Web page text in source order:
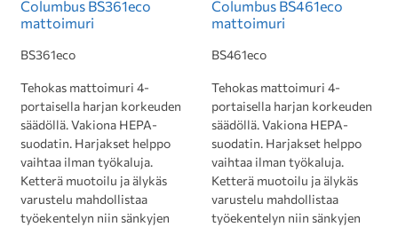
Columbus BS361eco
mattoimuri
BS361eco
Tehokas mattoimuri 4-
portaisella harjan korkeuden
säädöllä. Vakiona HEPA-
suodatin. Harjakset helppo
vaihtaa ilman työkaluja.
Ketterä muotoilu ja älykäs
varustelu mahdollistaa
työekentelyn niin sänkyjen
Columbus BS461eco
mattoimuri
BS461eco
Tehokas mattoimuri 4-
portaisella harjan korkeuden
säädöllä. Vakiona HEPA-
suodatin. Harjakset helppo
vaihtaa ilman työkaluja.
Ketterä muotoilu ja älykäs
varustelu mahdollistaa
työekentelyn niin sänkyjen